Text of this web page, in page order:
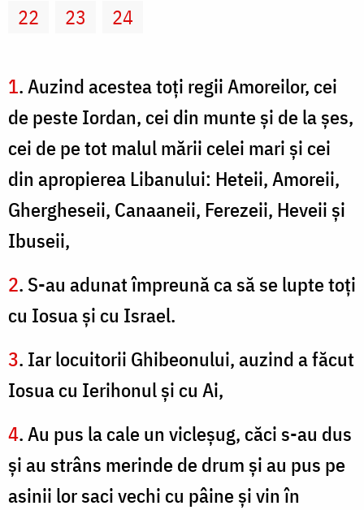
22
23 24
1. Auzind acestea toţi regii Amoreilor, cei
de peste Iordan, cei din munte şi de la şes,
cei de pe tot malul mării celei mari şi cei
din apropierea Libanului: Heteii, Amoreii,
Ghergheseii, Canaaneii, Ferezeii, Heveii şi
Ibuseii,
2. S-au adunat împreună ca să se lupte toţi
cu Iosua şi cu Israel.
3. Iar locuitorii Ghibeonului, auzind a făcut
Iosua cu Ierihonul şi cu Ai,
4. Au pus la cale un vicleşug, căci s-au dus
şi au strâns merinde de drum şi au pus pe
asinii lor saci vechi cu pâine şi vin în